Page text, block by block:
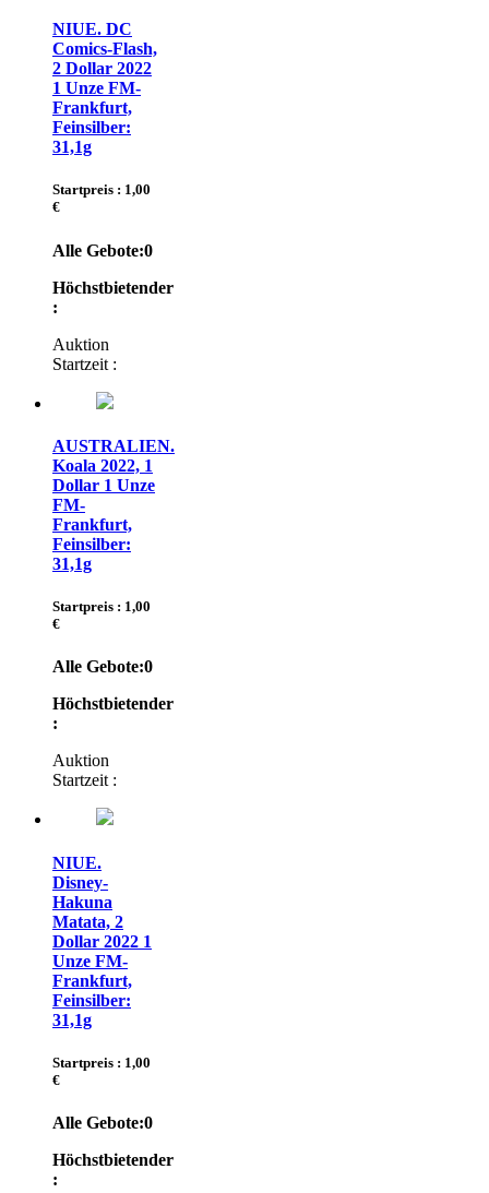
NIUE. DC
Comics-Flash,
2 Dollar 2022
1 Unze FM-
Frankfurt,
Feinsilber:
31,1g
Startpreis : 1,00
€
Alle Gebote:0
Höchstbietender
:
Auktion
Startzeit :
AUSTRALIEN.
Koala 2022, 1
Dollar 1 Unze
FM-
Frankfurt,
Feinsilber:
31,1g
Startpreis : 1,00
€
Alle Gebote:0
Höchstbietender
:
Auktion
Startzeit :
NIUE.
Disney-
Hakuna
Matata, 2
Dollar 2022 1
Unze FM-
Frankfurt,
Feinsilber:
31,1g
Startpreis : 1,00
€
Alle Gebote:0
Höchstbietender
: